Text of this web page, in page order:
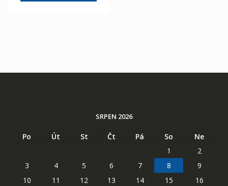
SRPEN 2026
Po Út St Čt Pá So
Ne
1
2
3
4 5 6 7 8
9
10
11 12 13 14 15
16